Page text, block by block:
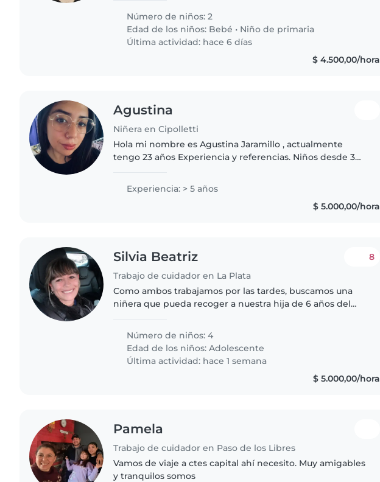
experiencia, que se sienta..
Número de niños: 2
Edad de los niños: Bebé • Niño de primaria
Última actividad: hace 6 días
$ 4.500,00/hora
Agustina
Niñera en Cipolletti
Hola mi nombre es Agustina Jaramillo , actualmente
tengo 23 años Experiencia y referencias. Niños desde 3
de seguir aprendiendo...
Experiencia: > 5 años
$ 5.000,00/hora
Silvia Beatriz
Trabajo de cuidador en La Plata
8
Como ambos trabajamos por las tardes, buscamos una
niñera que pueda recoger a nuestra hija de 6 años del
Buscamos una niñera..
Número de niños: 4
Edad de los niños:Adolescente
Última actividad: hace 1 semana
$ 5.000,00/hora
Pamela
Trabajo de cuidador en Paso de los Libres
Vamos de viaje a ctes capital ahí necesito. Muy amigables
y tranquilos somos